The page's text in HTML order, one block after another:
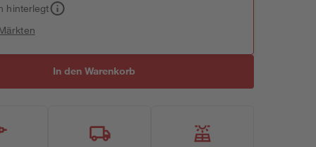
hinterlegt
In den Warenkorb